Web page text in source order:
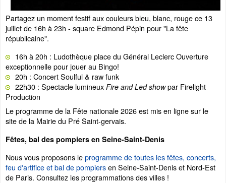
Partagez un moment festif aux couleurs bleu, blanc, rouge ce 13
juillet de 16h à 23h - square Edmond Pépin pour "La fête
républicaine".
16h à 20h : Ludothèque place du Général Leclerc Ouverture
exceptionnelle pour jouer au Bingo!
20h : Concert Soulful & raw funk
22h30 : Spectacle lumineux Fire and Led showpar Firelight
Production
Le programme de la Fête nationale 2026 est mis en ligne sur le
site de la Mairie du Pré Saint-gervais.
Fêtes, bal des pompiers en Seine-Saint-Denis
Nous vous proposons leprogramme de toutes les fêtes, concerts,
feu d'artifice et bal de pompiersen Seine-Saint-Denis et Nord-Est
de Paris. Consultez les programmations des villes !